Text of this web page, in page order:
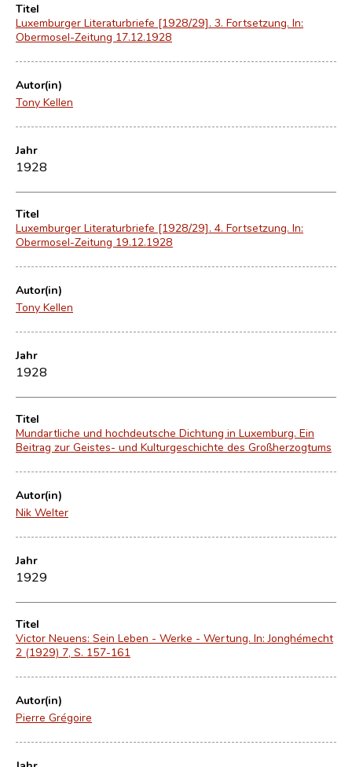
Titel
Luxemburger Literaturbriefe [1928/29]. 3. Fortsetzung. In:
Obermosel-Zeitung 17.12.1928
Autor(in)
Tony Kellen
Jahr
1928
Titel
Luxemburger Literaturbriefe [1928/29]. 4. Fortsetzung. In:
Obermosel-Zeitung 19.12.1928
Autor(in)
Tony Kellen
Jahr
1928
Titel
Mundartliche und hochdeutsche Dichtung in Luxemburg. Ein
Beitrag zur Geistes- und Kulturgeschichte des Großherzogtums
Autor(in)
Nik Welter
Jahr
1929
Titel
Victor Neuens: Sein Leben - Werke - Wertung. In: Jonghémecht
2 (1929) 7, S. 157-161
Autor(in)
Pierre Grégoire